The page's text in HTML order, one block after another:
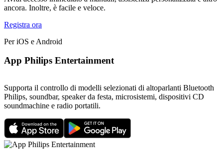
ancora. Inoltre, è facile e veloce.
Registra ora
Per iOS e Android
App Philips Entertainment
Supporta il controllo di modelli selezionati di altoparlanti Bluetooth
Philips, soundbar, speaker da festa, microsistemi, dispositivi CD
soundmachine e radio portatili.